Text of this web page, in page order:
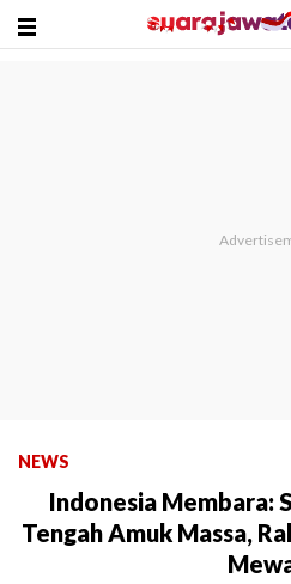
NEWS
Indonesia Membara:
Tengah Amuk Massa,